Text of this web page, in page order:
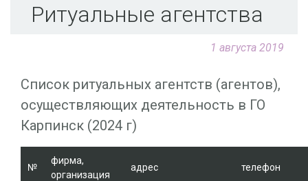
Ритуальные агентства
1 августа 2019
Список ритуальных агентств (агентов),
осуществляющих деятельность в ГО
Карпинск (2024 г)
№
фирма,
организация
адрес телефон